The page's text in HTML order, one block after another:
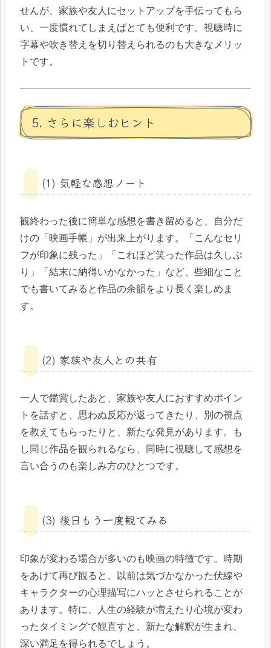
せんが、家族や友人にセットアップを手伝ってもら
い、一度慣れてしまえばとても便利です。視聴時に
字幕や吹き替えを切り替えられるのも大きなメリッ
トです。
5. さらに楽しむヒント
(1) 気軽な感想ノート
観終わった後に簡単な感想を書き留めると、自分だ
けの「映画手帳」が出来上がります。「こんなセリ
フが印象に残った」「これほど笑った作品は久しぶ
り」「結末に納得いかなかった」など、些細なこと
でも書いてみると作品の余韻をより長く楽しめま
す。
(2) 家族や友人との共有
一人で鑑賞したあと、家族や友人におすすめポイン
トを話すと、思わぬ反応が返ってきたり、別の視点
を教えてもらったりと、新たな発見があります。も
し同じ作品を観られるなら、同時に視聴して感想を
言い合うのも楽しみ方のひとつです。
(3) 後日もう一度観てみる
印象が変わる場合が多いのも映画の特徴です。時期
をあけて再び観ると、以前は気づかなかった伏線や
キャラクターの心理描写にハッとさせられることが
あります。特に、人生の経験が増えたり心境が変わ
ったタイミングで観直すと、新たな解釈が生まれ、
深い満足を得られるでしょう。